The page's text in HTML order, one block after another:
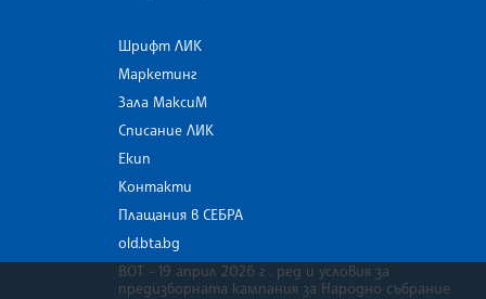
Шрифт ЛИК
Маркетинг
Зала МаксиМ
Списание ЛИК
Екип
Контакти
Плащания в СЕБРА
old.bta.bg
ВОТ - 19 април 2026 г . ред и условия за
предизборната кампания за Народно събрание